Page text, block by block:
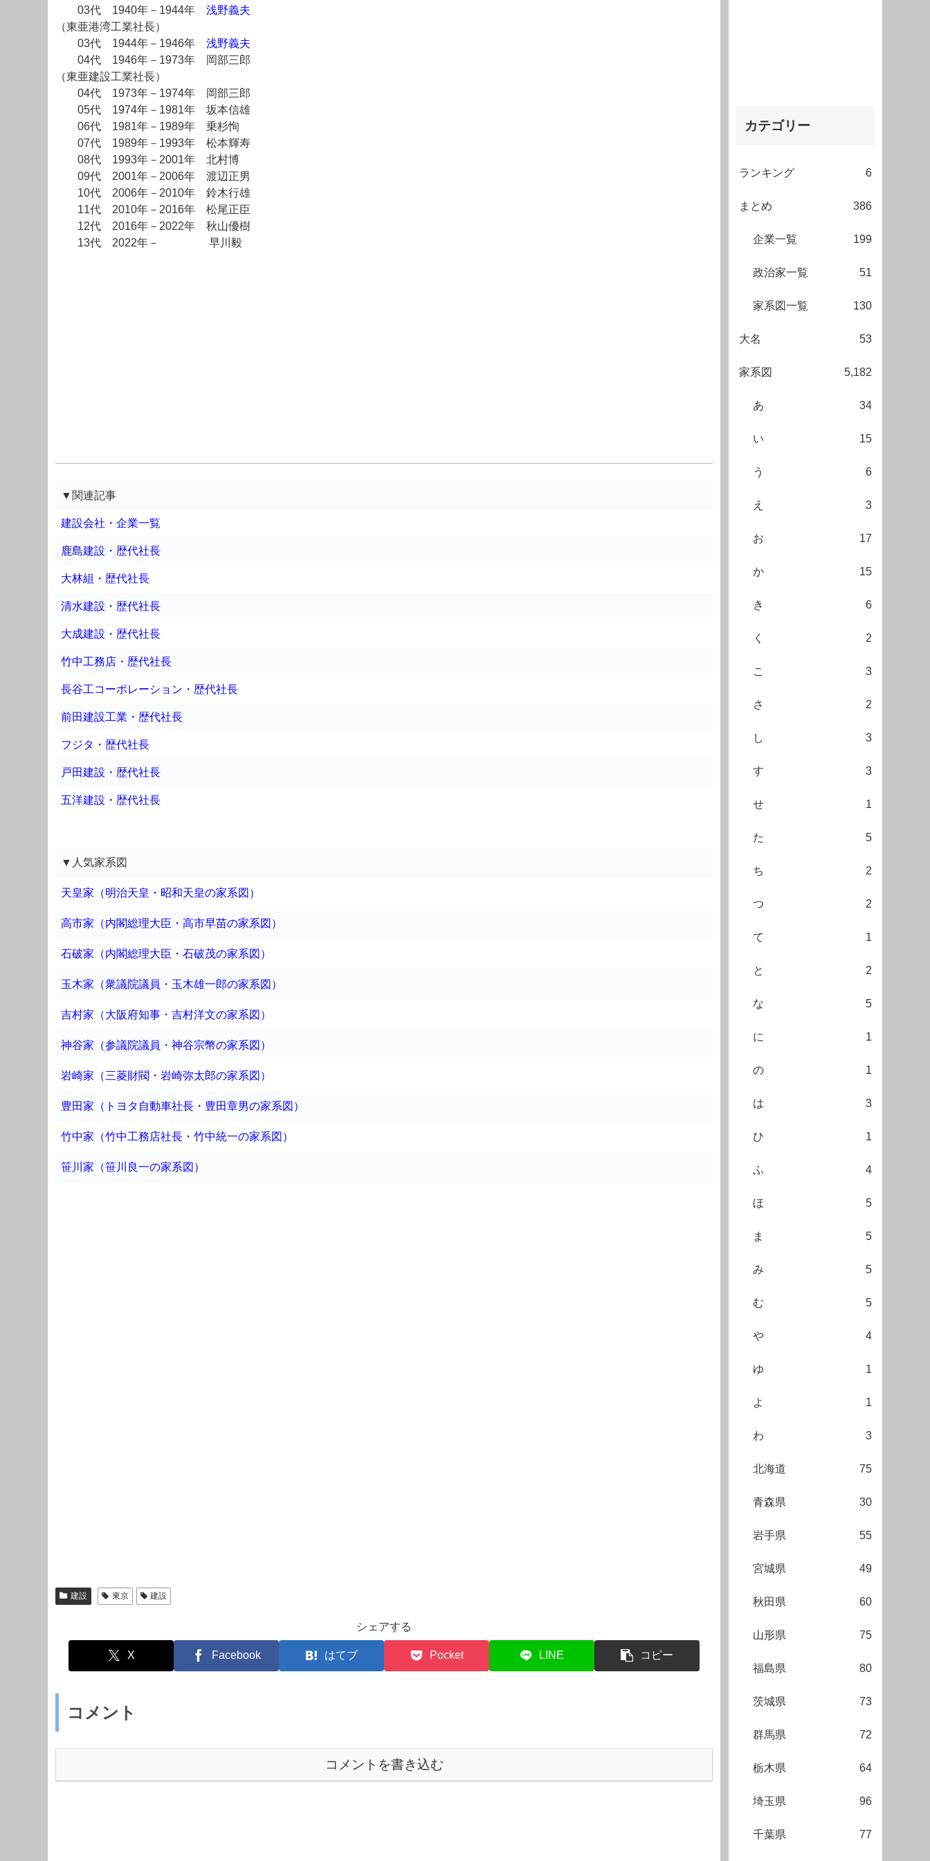
03代 1940年－1944年 浅野義夫
（東亜港湾工業社長）
03代 1944年－1946年 浅野義夫
04代 1946年－1973年 岡部三郎
（東亜建設工業社長）
04代 1973年－1974年 岡部三郎
05代 1974年－1981年 坂本信雄
06代 1981年－1989年 乗杉恂
07代 1989年－1993年 松本輝寿
08代 1993年－2001年 北村博
09代 2001年－2006年 渡辺正男
10代 2006年－2010年 鈴木行雄
11代 2010年－2016年 松尾正臣
12代 2016年－2022年 秋山優樹
13代 2022年－ 早川毅
▼関連記事
建設会社・企業一覧
鹿島建設・歴代社長
大林組・歴代社長
清水建設・歴代社長
大成建設・歴代社長
竹中工務店・歴代社長
長谷工コーポレーション・歴代社長
前田建設工業・歴代社長
フジタ・歴代社長
戸田建設・歴代社長
五洋建設・歴代社長
▼人気家系図
天皇家（明治天皇・昭和天皇の家系図）
高市家（内閣総理大臣・高市早苗の家系図）
石破家（内閣総理大臣・石破茂の家系図）
玉木家（衆議院議員・玉木雄一郎の家系図）
吉村家（大阪府知事・吉村洋文の家系図）
神谷家（参議院議員・神谷宗幣の家系図）
岩崎家（三菱財閥・岩崎弥太郎の家系図）
豊田家（トヨタ自動車社長・豊田章男の家系図）
竹中家（竹中工務店社長・竹中統一の家系図）
笹川家（笹川良一の家系図）
建設 東京 建設
シェアする
X Facebook はてブ Pocket LINE コピー
コメント
コメントを書き込む
カテゴリー
ランキング 6
まとめ 386
企業一覧 199
政治家一覧 51
家系図一覧 130
大名 53
家系図 5,182
あ 34
い 15
う 6
え 3
お 17
か 15
き 6
く 2
こ 3
さ 2
し 3
す 3
せ 1
た 5
ち 2
つ 2
て 1
と 2
な 5
に 1
の 1
は 3
ひ 1
ふ 4
ほ 5
ま 5
み 5
む 5
や 4
ゆ 1
よ 1
わ 3
北海道 75
青森県 30
岩手県 55
宮城県 49
秋田県 60
山形県 75
福島県 80
茨城県 73
群馬県 72
栃木県 64
埼玉県 96
千葉県 77